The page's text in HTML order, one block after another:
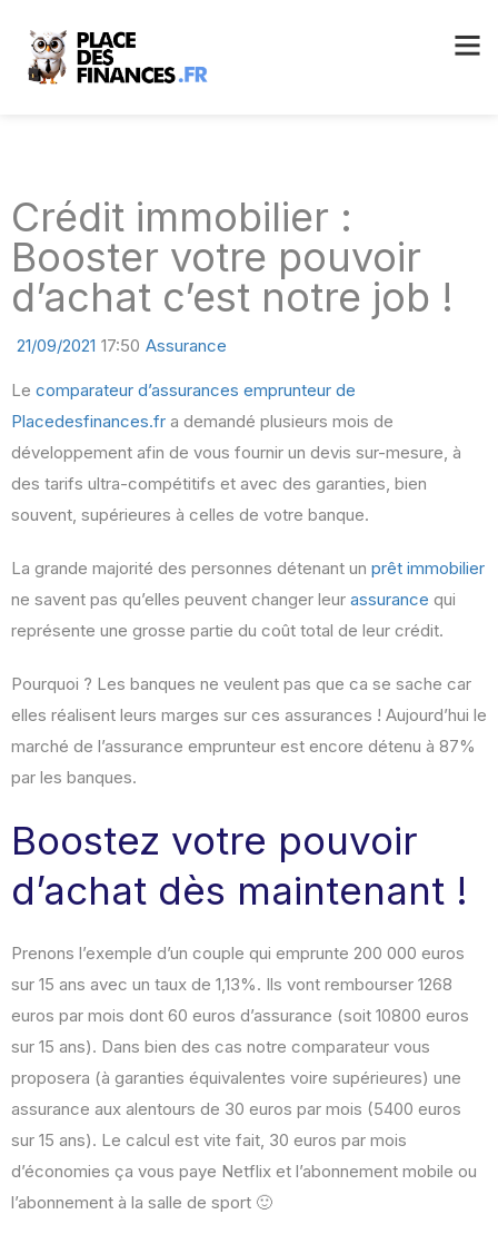
Crédit immobilier :
Booster votre pouvoir
d’achat c’est notre job !
21/09/2021 17:50 Assurance
Le comparateur d’assurances emprunteur de
Placedesfinances.fr a demandé plusieurs mois de
développement afin de vous fournir un devis sur-mesure, à
des tarifs ultra-compétitifs et avec des garanties, bien
souvent, supérieures à celles de votre banque.
La grande majorité des personnes détenant un prêt immobilier
ne savent pas qu’elles peuvent changer leur assurance qui
représente une grosse partie du coût total de leur crédit.
Pourquoi ? Les banques ne veulent pas que ca se sache car
elles réalisent leurs marges sur ces assurances ! Aujourd’hui le
marché de l’assurance emprunteur est encore détenu à 87%
par les banques.
Boostez votre pouvoir
d’achat dès maintenant !
Prenons l’exemple d’un couple qui emprunte 200 000 euros
sur 15 ans avec un taux de 1,13%. Ils vont rembourser 1268
euros par mois dont 60 euros d’assurance (soit 10800 euros
sur 15 ans). Dans bien des cas notre comparateur vous
proposera (à garanties équivalentes voire supérieures) une
assurance aux alentours de 30 euros par mois (5400 euros
sur 15 ans). Le calcul est vite fait, 30 euros par mois
d’économies ça vous paye Netflix et l’abonnement mobile ou
l’abonnement à la salle de sport 🙂